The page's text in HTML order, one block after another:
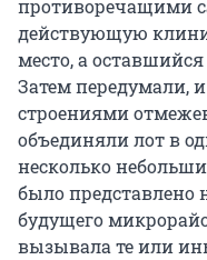
противоречащими
действующую
место, а
Затем передумали,
строениями
объединяли лот в
несколько
было представлено
будущего
вызывала те или